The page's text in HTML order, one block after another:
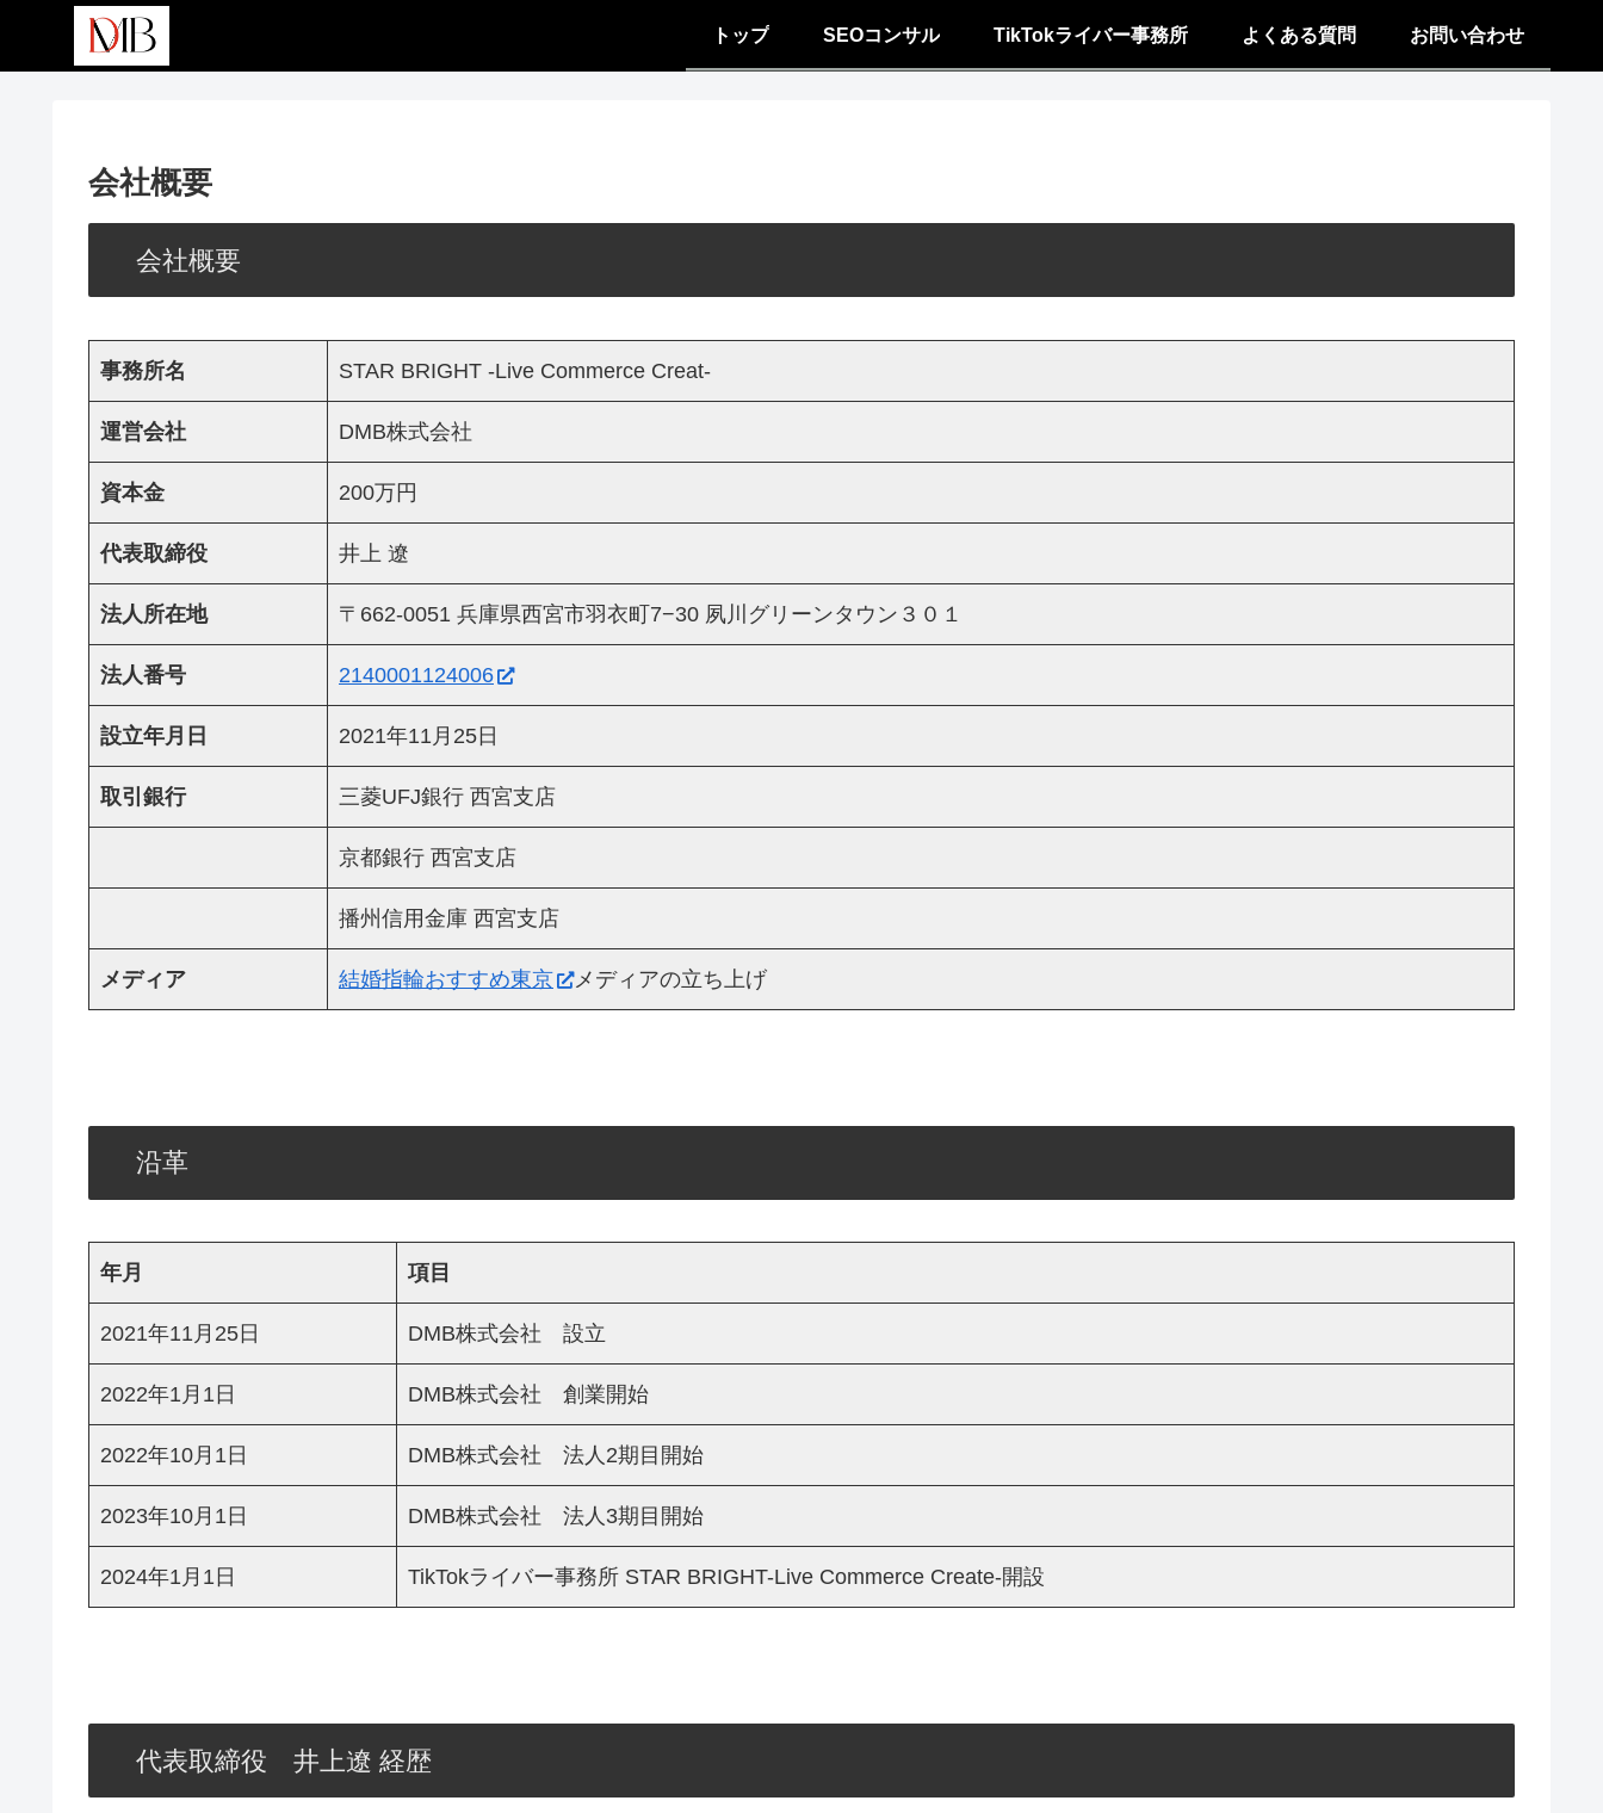
トップ SEOコンサル TikTokライバー事務所 よくある質問 お問い合わせ
会社概要
会社概要
事務所名 STAR BRIGHT -Live Commerce Creat-
運営会社 DMB株式会社
資本金 200万円
代表取締役 井上 遼
法人所在地 〒662-0051 兵庫県西宮市羽衣町7−30 夙川グリーンタウン３０１
法人番号 2140001124006
設立年月日 2021年11月25日
取引銀行 三菱UFJ銀行 西宮支店
京都銀行 西宮支店
播州信用金庫 西宮支店
メディア 結婚指輪おすすめ東京 メディアの立ち上げ
沿革
年月 項目
2021年11月25日 DMB株式会社 設立
2022年1月1日 DMB株式会社 創業開始
2022年10月1日 DMB株式会社 法人2期目開始
2023年10月1日 DMB株式会社 法人3期目開始
2024年1月1日 TikTokライバー事務所 STAR BRIGHT-Live Commerce Create-開設
代表取締役 井上遼 経歴